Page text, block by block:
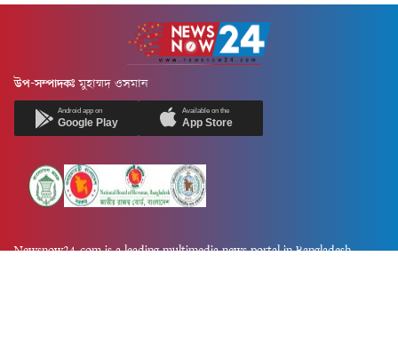
উপ-সম্পাদকঃ মুহাম্মদ ওসমান
Android app on
Google Play
Available on the
App Store
Newsnow24.com is a leading multimedia news portal in Bangladesh.